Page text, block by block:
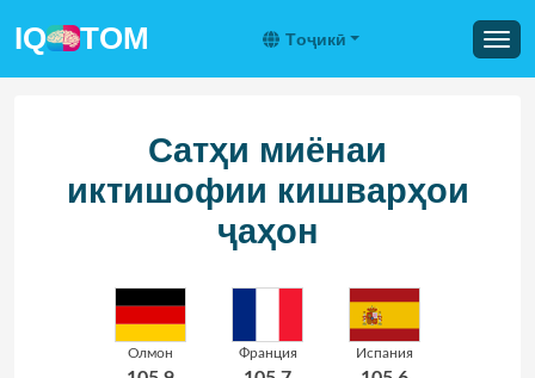
IQ TOM Tоҷикӣ
Сатҳи миёнаи
иктишофии кишварҳои
ҷаҳон
Олмон Франция Испания